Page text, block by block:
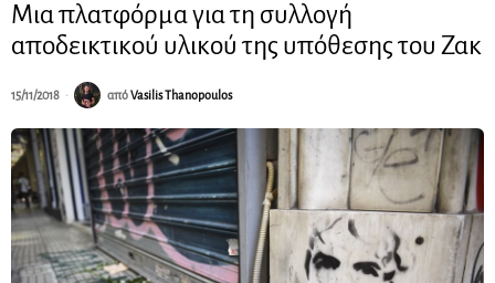
Μια πλατφόρμα για τη συλλογή
αποδεικτικού υλικού της υπόθεσης του Ζακ
15/11/2018 απόVasilis Thanopoulos